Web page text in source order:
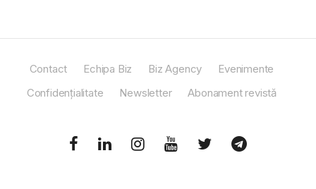
Contact Echipa Biz Biz Agency
Evenimente
Confidențialitate
Newsletter Abonament revistă